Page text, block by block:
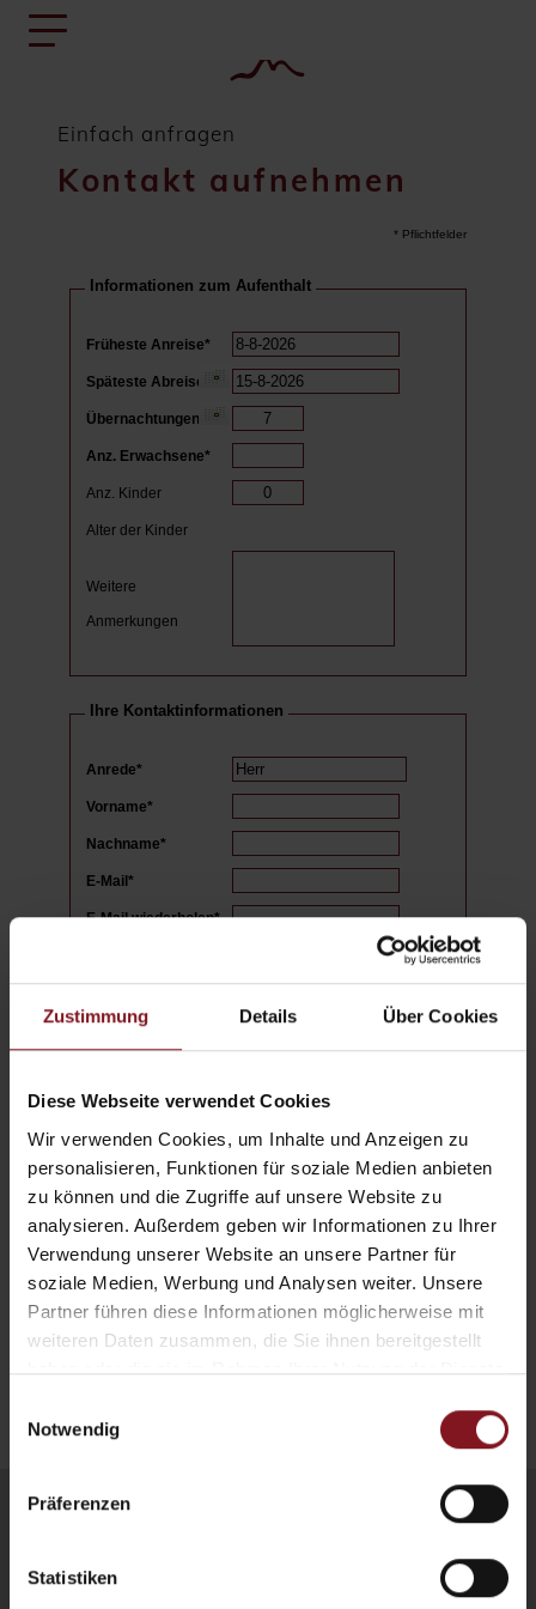
Zustimmung Details Über Cookies
Diese Webseite verwendet Cookies
Wir verwenden Cookies, um Inhalte und Anzeigen zu
personalisieren, Funktionen für soziale Medien anbieten
zu können und die Zugriffe auf unsere Website zu
analysieren. Außerdem geben wir Informationen zu Ihrer
Verwendung unserer Website an unsere Partner für
soziale Medien, Werbung und Analysen weiter. Unsere
Partner führen diese Informationen möglicherweise mit
weiteren Daten zusammen, die Sie ihnen bereitgestellt
haben oder die sie im Rahmen Ihrer Nutzung der Dienste
Notwendig
Präferenzen
Statistiken
Einfach anfragen
Kontakt aufnehmen
* Pflichtfelder
Informationen zum Aufenthalt
Früheste Anreise*
Späteste Abreise*
Übernachtungen*
Anz. Erwachsene*
Anz. Kinder
Alter der Kinder
Weitere
Anmerkungen
Ihre Kontaktinformationen
Anrede*
Vorname*
Nachname*
E-Mail*
E-Mail wiederholen*
Telefon
Ja, ich stimme der
Datenverarbeitungzu.*
Newsletter erhalten.
powered by